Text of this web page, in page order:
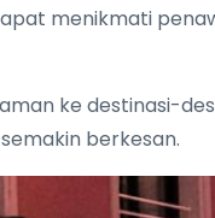
menikmati
ke destinasi-
berkesan.